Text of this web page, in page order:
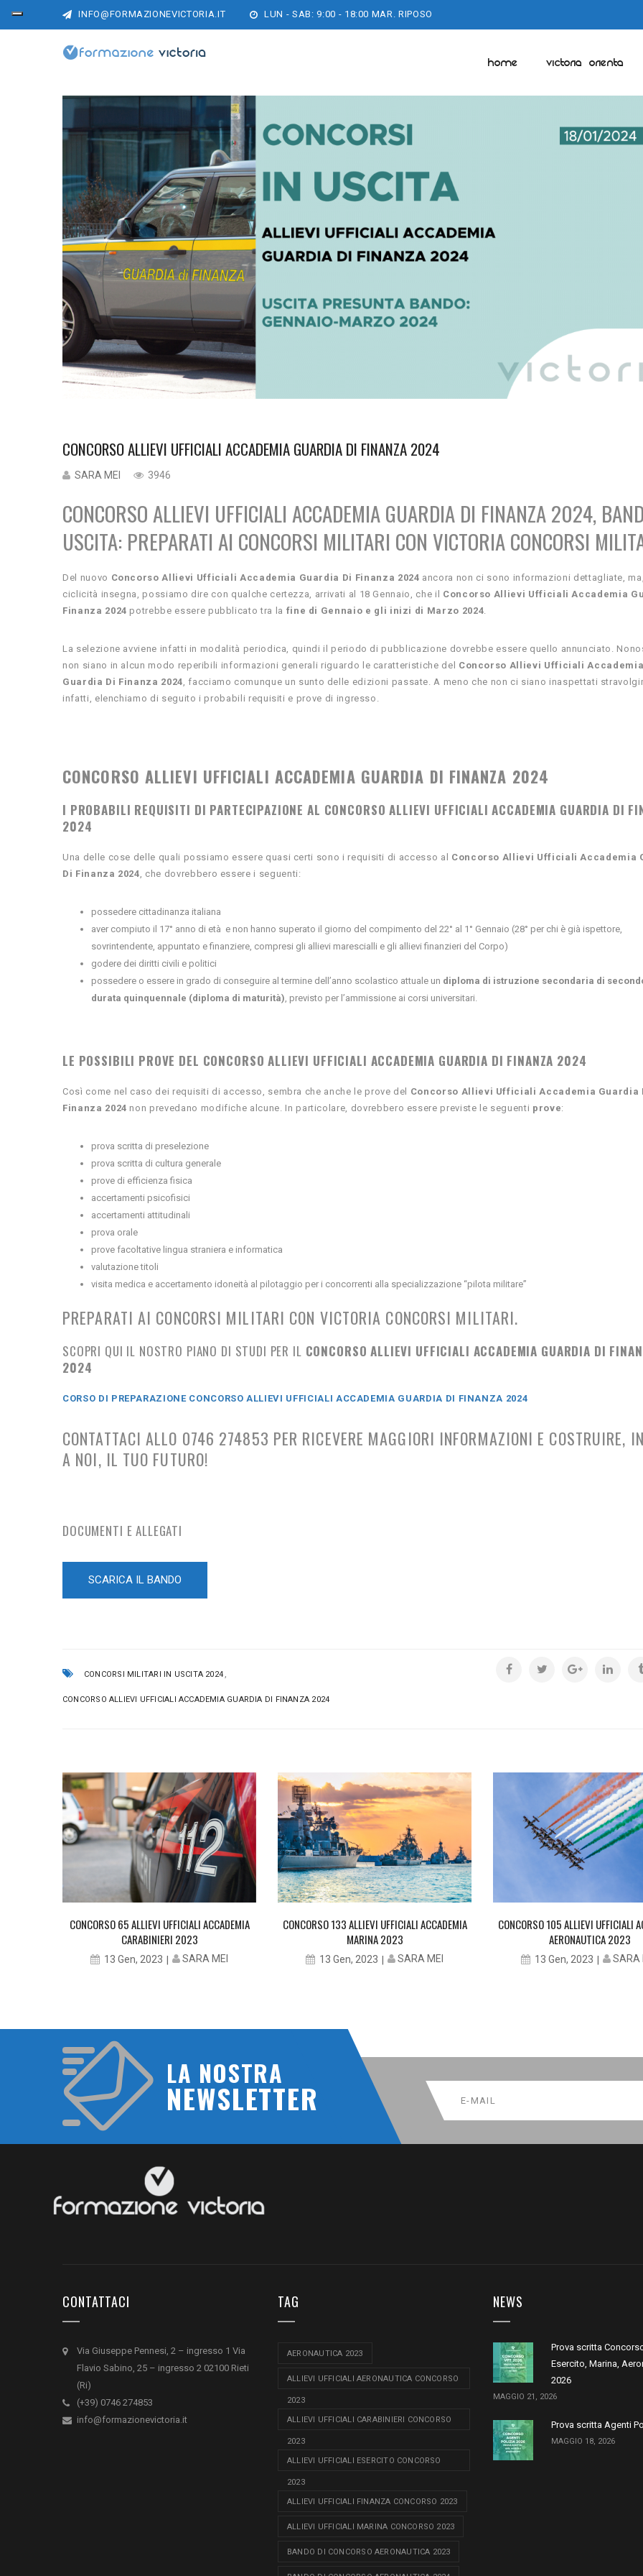
INFO@FORMAZIONEVICTORIA.IT LUN - SAB: 9:00 - 18:00 MAR. RIPOSO
HOME VICTORIA ORIENTA
CONCORSO ALLIEVI UFFICIALI ACCADEMIA GUARDIA DI FINANZA 2024
SARA MEI 3946
CONCORSO ALLIEVI UFFICIALI ACCADEMIA GUARDIA DI FINANZA 2024,
USCITA: PREPARATI AI CONCORSI MILITARI CON VICTORIA CONCORSI
Del nuovo Concorso Allievi Ufficiali Accademia Guardia Di Finanza 2024 ancora non ci sono informazioni dettagliate,
ciclicità insegna, possiamo dire con qualche certezza, arrivati al 18 Gennaio, che il Concorso Allievi Ufficiali Accademia
Finanza 2024 potrebbe essere pubblicato tra la fine di Gennaio e gli inizi di Marzo 2024
La selezione avviene infatti in modalità periodica, quindi il periodo di pubblicazione dovrebbe essere quello annunciato.
non siano in alcun modo reperibili informazioni generali riguardo le caratteristiche del Concorso Allievi Ufficiali Accademia
Guardia Di Finanza 2024 , facciamo comunque un sunto delle edizioni passate. A meno che non ci siano inaspettati
infatti, elenchiamo di seguito i probabili requisiti e prove di ingresso.
CONCORSO ALLIEVI UFFICIALI ACCADEMIA GUARDIA DI FINANZA 2024
I PROBABILI REQUISITI DI PARTECIPAZIONE AL CONCORSO ALLIEVI UFFICIALI ACCADEMIA GUARDIA DI
2024
Una delle cose delle quali possiamo essere quasi certi sono i requisiti di accesso al Concorso Allievi Ufficiali Accademia
Di Finanza 2024 , che dovrebbero essere i seguenti:
possedere cittadinanza italiana
aver compiuto il 17° anno di età e non hanno superato il giorno del compimento del 22° al 1° Gennaio (28° per chi è già ispettore,
sovrintendente, appuntato e finanziere, compresi gli allievi marescialli e gli allievi finanzieri del Corpo)
godere dei diritti civili e politici
possedere o essere in grado di conseguire al termine dell’anno scolastico attuale un diploma di istruzione secondaria di
durata quinquennale (diploma di maturità) , previsto per l’ammissione ai corsi universitari.
LE POSSIBILI PROVE DEL CONCORSOALLIEVI UFFICIALI ACCADEMIA GUARDIA DI FINANZA 2024
Così come nel caso dei requisiti di accesso, sembra che anche le prove del Concorso Allievi Ufficiali Accademia Guardia
Finanza 2024 non prevedano modifiche alcune. In particolare, dovrebbero essere previste le seguenti prove:
prova scritta di preselezione
prova scritta di cultura generale
prove di efficienza fisica
accertamenti psicofisici
accertamenti attitudinali
prova orale
prove facoltative lingua straniera e informatica
valutazione titoli
visita medica e accertamento idoneità al pilotaggio per i concorrenti alla specializzazione “pilota militare”
PREPARATI AI CONCORSI MILITARI CON VICTORIA CONCORSI MILITARI.
SCOPRI QUI IL NOSTRO PIANO DI STUDI PER IL CONCORSO ALLIEVI UFFICIALI ACCADEMIA GUARDIA DI
2024
CORSO DI PREPARAZIONE CONCORSO ALLIEVI UFFICIALI ACCADEMIA GUARDIA DI FINANZA 2024
CONTATTACI ALLO 0746 274853 PER RICEVERE MAGGIORI INFORMAZIONI E COSTRUIRE,
A NOI, IL TUO FUTURO!
DOCUMENTI E ALLEGATI
SCARICA IL BANDO
CONCORSI MILITARI IN USCITA 2024
CONCORSO ALLIEVI UFFICIALI ACCADEMIA GUARDIA DI FINANZA 2024
CONCORSO 65 ALLIEVI UFFICIALI ACCADEMIA
CARABINIERI 2023
13 Gen, 2023 SARA MEI
CONCORSO 133 ALLIEVI UFFICIALI ACCADEMIA
MARINA 2023
13 Gen, 2023 SARA MEI
CONCORSO 105 ALLIEVI UFFICIALI
AERONAUTICA 2023
13 Gen, 2023 SARA
LA NOSTRA
NEWSLETTER
CONTATTACI
Via Giuseppe Pennesi, 2 – ingresso 1 Via
Flavio Sabino, 25 – ingresso 2 02100 Rieti
(Ri)
(+39) 0746 274853
info@formazionevictoria.it
TAG
AERONAUTICA 2023
ALLIEVI UFFICIALI AERONAUTICA CONCORSO
2023
ALLIEVI UFFICIALI CARABINIERI CONCORSO
2023
ALLIEVI UFFICIALI ESERCITO CONCORSO
2023
ALLIEVI UFFICIALI FINANZA CONCORSO 2023
ALLIEVI UFFICIALI MARINA CONCORSO 2023
BANDO DI CONCORSO AERONAUTICA 2023
NEWS
Prova scritta
Esercito, Marina,
2026
MAGGIO 21, 2026
Prova scritta Agenti
MAGGIO 18, 2026